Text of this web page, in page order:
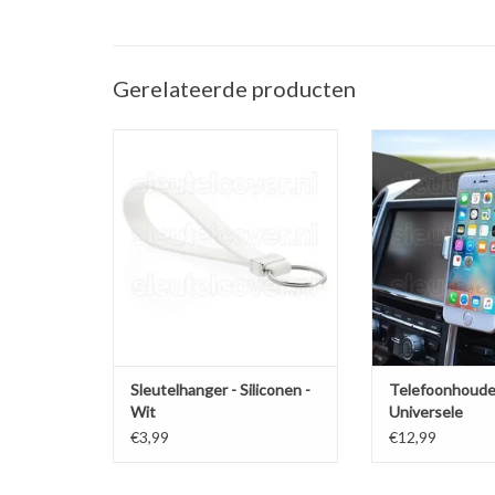
Gerelateerde producten
Sleutelhanger - Siliconen -
Wit
€3,99
Telefoonhouder
(Universele
in de
TOEVOEGEN AAN
Universele
ventilatiehouder
€12,99